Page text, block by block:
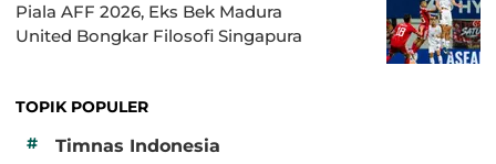
Piala AFF 2026, Eks Bek Madura
United Bongkar Filosofi Singapura
TOPIK POPULER
#
Timnas Indonesia